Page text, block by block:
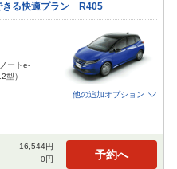
きる快適プラン R405
ートe-
型）
他の追加オプション
16,544円
0円 予約へ